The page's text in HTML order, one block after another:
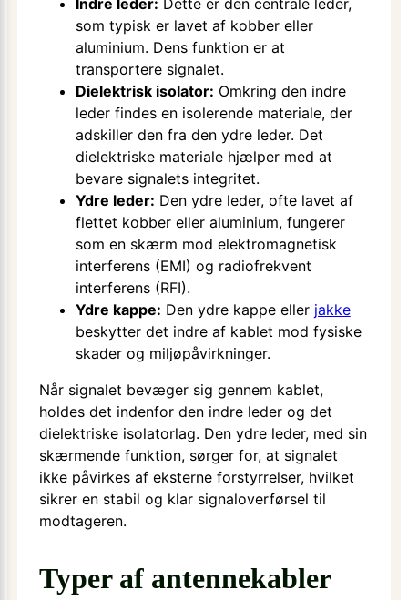
som typisk er lavet af kobber eller
aluminium. Dens funktion er at
transportere signalet.
Dielektrisk isolator: Omkring den indre
leder findes en isolerende materiale, der
adskiller den fra den ydre leder. Det
dielektriske materiale hjælper med at
bevare signalets integritet.
Ydre leder: Den ydre leder, ofte lavet af
flettet kobber eller aluminium, fungerer
som en skærm mod elektromagnetisk
interferens (EMI) og radiofrekvent
interferens (RFI).
Ydre kappe: Den ydre kappe eller jakke
beskytter det indre af kablet mod fysiske
skader og miljøpåvirkninger.
Når signalet bevæger sig gennem kablet,
holdes det indenfor den indre leder og det
dielektriske isolatorlag. Den ydre leder, med sin
skærmende funktion, sørger for, at signalet
ikke påvirkes af eksterne forstyrrelser, hvilket
sikrer en stabil og klar signaloverførsel til
modtageren.
Typer af antennekabler